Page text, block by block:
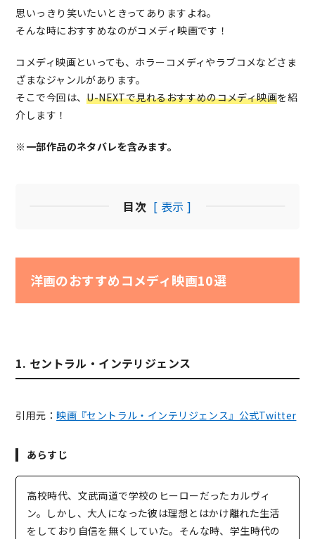
思いっきり笑いたいときってありますよね。
そんな時におすすめなのがコメディ映画です！
コメディ映画といっても、ホラーコメディやラブコメなどさま
ざまなジャンルがあります。
そこで今回は、U-NEXTで見れるおすすめのコメディ映画を紹
介します！
※一部作品のネタバレを含みます。
目次 [ 表示 ]
洋画のおすすめコメディ映画10選
1. セントラル・インテリジェンス
引用元：映画『セントラル・インテリジェンス』公式Twitter
あらすじ
高校時代、文武両道で学校のヒーローだったカルヴィ
ン。しかし、大人になった彼は理想とはかけ離れた生活
をしており自信を無くしていた。そんな時、学生時代の